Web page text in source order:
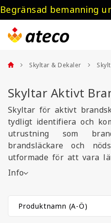
Begränsad bemanning
Skyltar & Dekaler
Skyltar Aktivt
Skyltar för aktivt
tydligt identifiera och
utrustning som
brandsläckare och
utformade för att vara
även i stressiga
användning både
finns i olika storlekar
säkerhetsstandarder
Info